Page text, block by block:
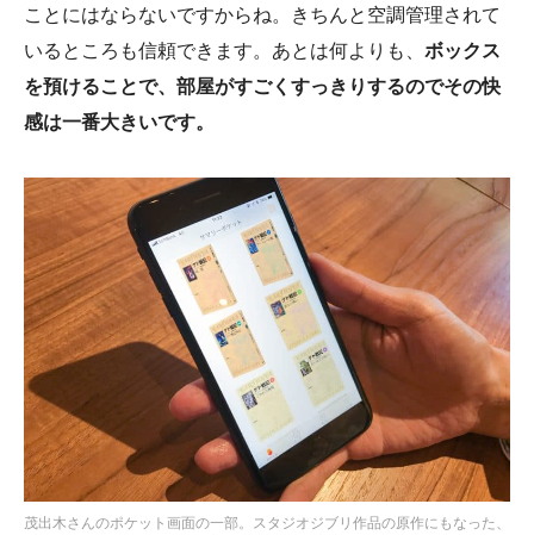
ことにはならないですからね。きちんと空調管理されて
いるところも信頼できます。あとは何よりも、 ボックス
を預けることで、部屋がすごくすっきりするのでその快
感は一番大きいです。
茂出木さんのポケット画面の一部。スタジオジブリ作品の原作にもなった、